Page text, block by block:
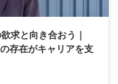
求と向き合おう｜
存在がキャリアを支